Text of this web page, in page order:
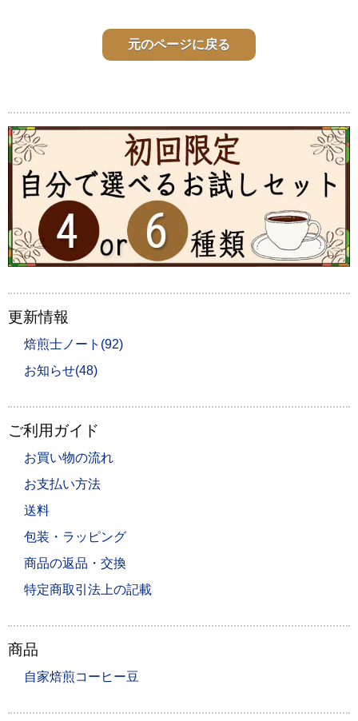
元のページに戻る
更新情報
焙煎士ノート(92)
お知らせ(48)
ご利用ガイド
お買い物の流れ
お支払い方法
送料
包装・ラッピング
商品の返品・交換
特定商取引法上の記載
商品
自家焙煎コーヒー豆